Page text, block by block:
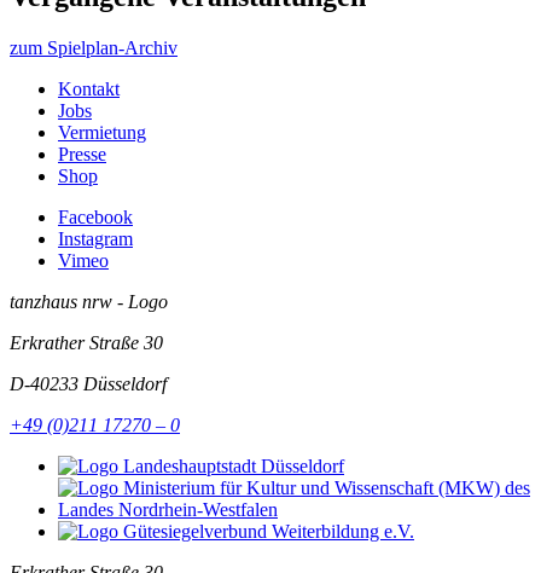
zum Spielplan-Archiv
Kontakt
Jobs
Vermietung
Presse
Shop
Facebook
Instagram
Vimeo
tanzhaus nrw - Logo
Erkrather Straße 30
D-40233 Düsseldorf
+49 (0)211 17270 – 0